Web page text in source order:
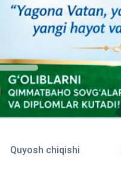
Quyosh chiqishi